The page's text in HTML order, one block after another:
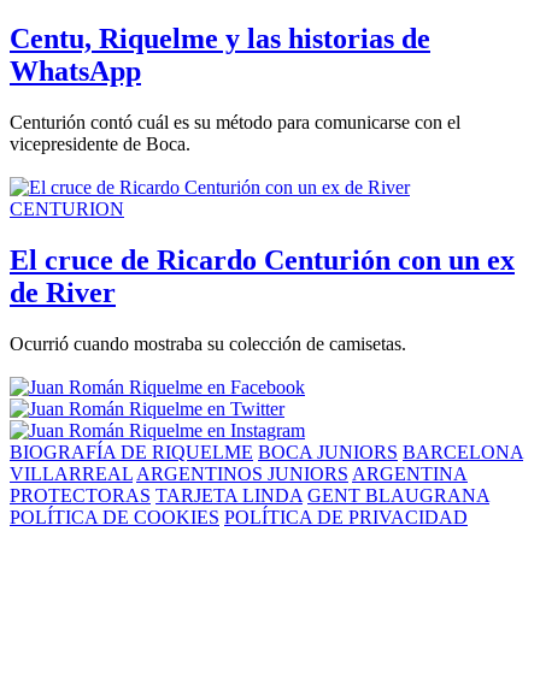
Centu, Riquelme y las historias de
WhatsApp
Centurión contó cuál es su método para comunicarse con el
vicepresidente de Boca.
CENTURION
El cruce de Ricardo Centurión con un ex
de River
Ocurrió cuando mostraba su colección de camisetas.
BIOGRAFÍA DE RIQUELME BOCA JUNIORS BARCELONA
VILLARREAL ARGENTINOS JUNIORS ARGENTINA
PROTECTORAS TARJETA LINDA GENT BLAUGRANA
POLÍTICA DE COOKIES POLÍTICA DE PRIVACIDAD